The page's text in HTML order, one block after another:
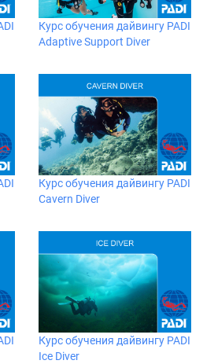
Курс обучения дайвингу PADI
Adaptive Support Diver
Курс обучения дайвингу PADI
Cavern Diver
Курс обучения дайвингу PADI
Ice Diver